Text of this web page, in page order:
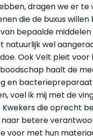
dragen we er te
die de buxus
bepaalde
natuurlijk wel
Ook Velt pleit
haalt de
en
voel ik mij met de
die oprecht
betere
voor met hun